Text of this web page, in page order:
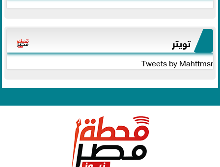
تويتر
Tweets by Mahttmsr